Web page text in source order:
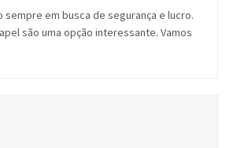
em busca de segurança e lucro.
são uma opção interessante. Vamos